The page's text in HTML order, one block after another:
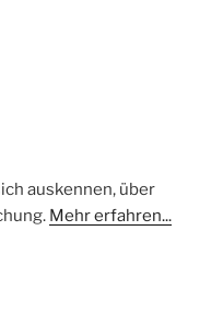
auskennen, über
Mehr erfahren...